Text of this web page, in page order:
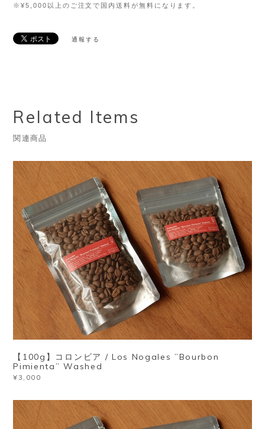
※¥5,000以上のご注文で国内送料が無料になります。
通報する
Related Items
関連商品
【100g】コロンビア / Los Nogales ”Bourbon
Pimienta” Washed
¥3,000